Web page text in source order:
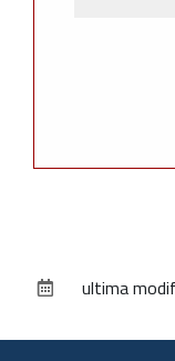
documento
ultima